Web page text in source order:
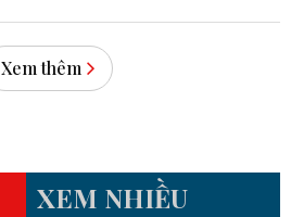
Xem thêm
XEM NHIỀU